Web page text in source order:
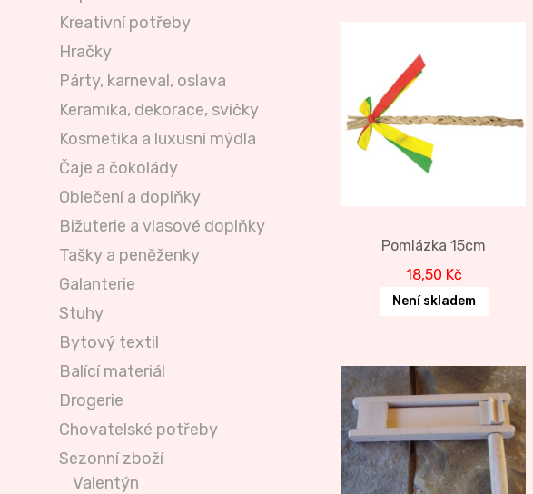
Pomlázka 15cm
18,50 Kč
Není skladem
Kreativní potřeby
Hračky
Párty, karneval, oslava
Keramika, dekorace, svíčky
Kosmetika a luxusní mýdla
Čaje a čokolády
Oblečení a doplňky
Bižuterie a vlasové doplňky
Tašky a peněženky
Galanterie
Stuhy
Bytový textil
Balící materiál
Drogerie
Chovatelské potřeby
Sezonní zboží
Valentýn